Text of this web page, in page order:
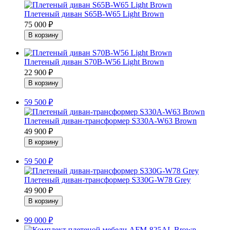
Плетеный диван S65B-W65 Light Brown
75 000 ₽
Плетеный диван S70B-W56 Light Brown
22 900 ₽
59 500 ₽
Плетеный диван-трансформер S330A-W63 Brown
49 900 ₽
59 500 ₽
Плетеный диван-трансформер S330G-W78 Grey
49 900 ₽
99 000 ₽